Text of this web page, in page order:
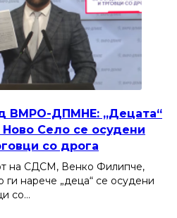
ВМРО-ДПМНЕ: „Децата“
Село се осудени
со дрога
на СДСМ, Венко Филипче,
нарече „деца“ се осудени
со…